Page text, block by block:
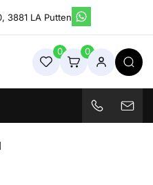
3881 LA Putten
& Industriële
0 0